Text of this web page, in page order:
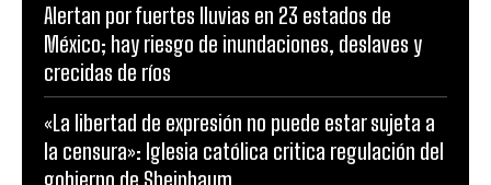
Alertan por fuertes lluvias en 23 estados de
México; hay riesgo de inundaciones, deslaves y
crecidas de ríos
«La libertad de expresión no puede estar sujeta a
la censura»: Iglesia católica critica regulación del
gobierno de Sheinbaum